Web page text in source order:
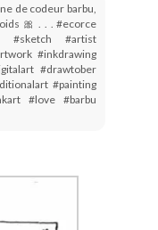
de codeur barbu,
🎀 . . . #ecorce
#sketch #artist
#inkdrawing
#drawtober
#painting
#love #barbu